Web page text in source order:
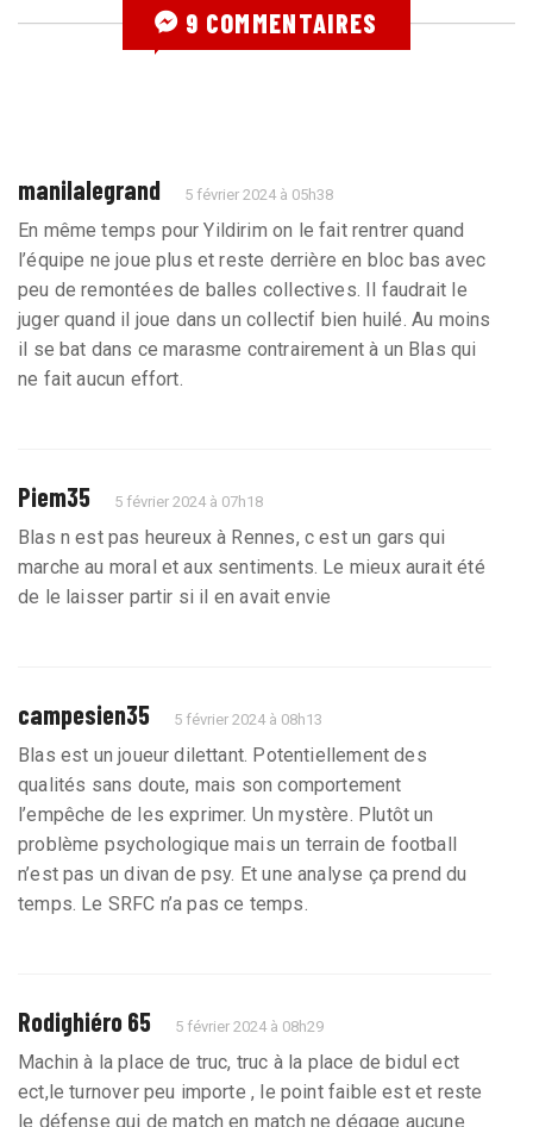
9 COMMENTAIRES
manilalegrand 5 février 2024 à 05h38
En même temps pour Yildirim on le fait rentrer quand
l’équipe ne joue plus et reste derrière en bloc bas avec
peu de remontées de balles collectives. Il faudrait le
juger quand il joue dans un collectif bien huilé. Au moins
il se bat dans ce marasme contrairement à un Blas qui
ne fait aucun effort.
Piem35 5 février 2024 à 07h18
Blas n est pas heureux à Rennes, c est un gars qui
marche au moral et aux sentiments. Le mieux aurait été
de le laisser partir si il en avait envie
campesien35 5 février 2024 à 08h13
Blas est un joueur dilettant. Potentiellement des
qualités sans doute, mais son comportement
l’empêche de les exprimer. Un mystère. Plutôt un
problème psychologique mais un terrain de football
n’est pas un divan de psy. Et une analyse ça prend du
temps. Le SRFC n’a pas ce temps.
Rodighiéro 65 5 février 2024 à 08h29
Machin à la place de truc, truc à la place de bidul ect
ect,le turnover peu importe , le point faible est et reste
le défense qui de match en match ne dégage aucune